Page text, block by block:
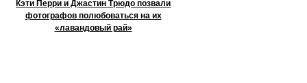
Кэти Перри и Джастин Трюдо позвали
фотографов полюбоваться на их
«лавандовый рай»